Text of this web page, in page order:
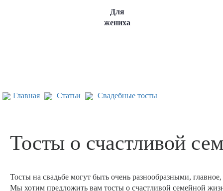
Для
жениха
Главная Статьи Свадебные тосты
Тосты о счастливой
Тосты на свадьбе могут быть очень разнообразными,
Мы хотим предложить вам тосты о счастливой семейной